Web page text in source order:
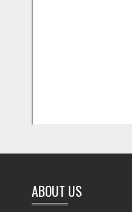
ABOUT US